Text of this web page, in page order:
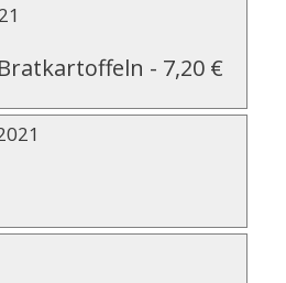
- 7,20 €